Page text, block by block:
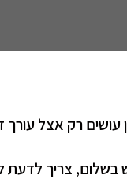
עושים רק אצל
בשלום, צריך לדעת